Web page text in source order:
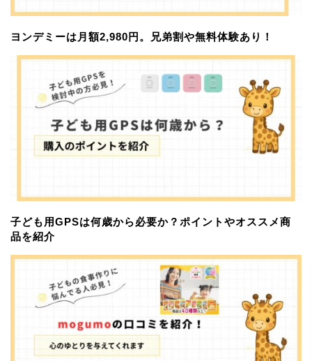
ヨンデミーは月額2,980円。兄弟割や無料体験あり！
子ども用GPSは何歳から必要か？ポイントやオススメ商
品を紹介
習い事
サブスクサービス
おすすめアイテム